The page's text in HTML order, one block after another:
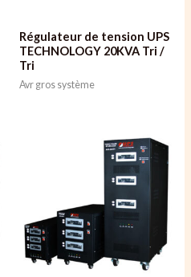
Régulateur de tension UPS
TECHNOLOGY 20KVA Tri /
Tri
Avr gros système